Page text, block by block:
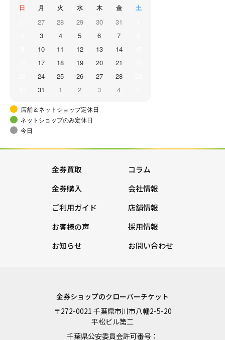
日 月 火 水 木 金 土
27 28 29 30 31
3 4 5 6 7
10 11 12 13 14
17 18 19 20 21
24 25 26 27 28
31 1 2 3 4
店舗＆ネットショップ定休日
ネットショップのみ定休日
今日
金券買取
金券購入
ご利用ガイド
お客様の声
お知らせ
コラム
会社情報
店舗情報
採用情報
お問い合わせ
金券ショップのクローバーチケット
〒272-0021 千葉県市川市八幡2-5-20
平松ビル第二
千葉県公安委員会許可番号：